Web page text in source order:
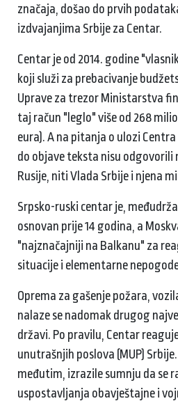
značaja, došao do prvih
izdvajanjima Srbije za Centar.
Centar je od 2014. godine
koji služi za prebacivanje
Uprave za trezor Ministarstva
taj račun "leglo" više od 268
eura). A na pitanja o ulozi
do objave teksta nisu odgovorili
Rusije, niti Vlada Srbije i njena
Srpsko-ruski centar je,
osnovan prije 14 godina, a
"najznačajniji na Balkanu" za
situacije i elementarne
Oprema za gašenje požara,
nalaze se nadomak drugog
državi. Po pravilu, Centar
unutrašnjih poslova (MUP)
međutim, izrazile sumnju da se
uspostavljanja obavještajne i